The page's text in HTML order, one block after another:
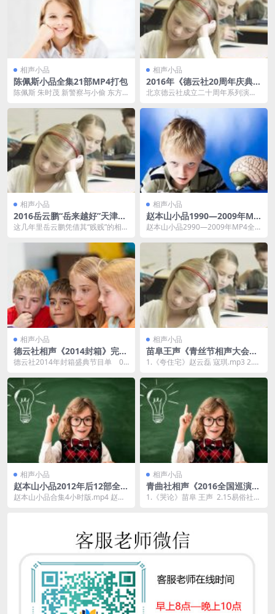
相声小品
陈佩斯小品全集21部MP4打包
陈佩斯 朱时茂 新警察与小偷 东方
肉串》.m...
相声小品
2016年《德云社20周年庆典》
相声高清MP4完整版
北京德云社成立二十周年系列演出
当晚大牌云集，郭德纲...
相声小品
2016岳云鹏“岳来越好”天津专
场MP4高清视频
这几年里岳云鹏凭借其“贱贱”的相声
手可热的一个活宝...
相声小品
赵本山小品1990—2009年MP
4全集打包
赵本山小品2990—2009年MP4全
品： 0...
相声小品
德云社相声《2014封箱》完整
版高清MP4免费
德云社2014年封箱盛典节目单 01
相声小品
苗阜王声《青丝节相声大会》
MP3免费打包
1.《夸住宅》赵云磊 寇琪.mp3 2.
《...
相声小品
赵本山小品2012年后12部全集
MP4打包
赵本山小品合集4小时版.mp4 赵本
相声小品
青曲社相声《2016全国巡演
》《2021全国巡演 》合集MP
1.《哭论》苗阜 王声 2.15易俗社元